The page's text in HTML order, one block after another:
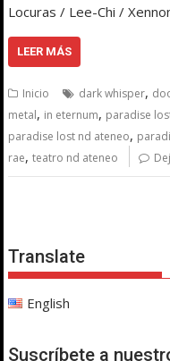
Locuras / Lee-Chi /
LEER MÁS
Inicio dark whisper,
metal, in eternum, paradise
paradise lost nd ateneo,
rae,teatro nd ateneo
Translate
English
Suscríbete a